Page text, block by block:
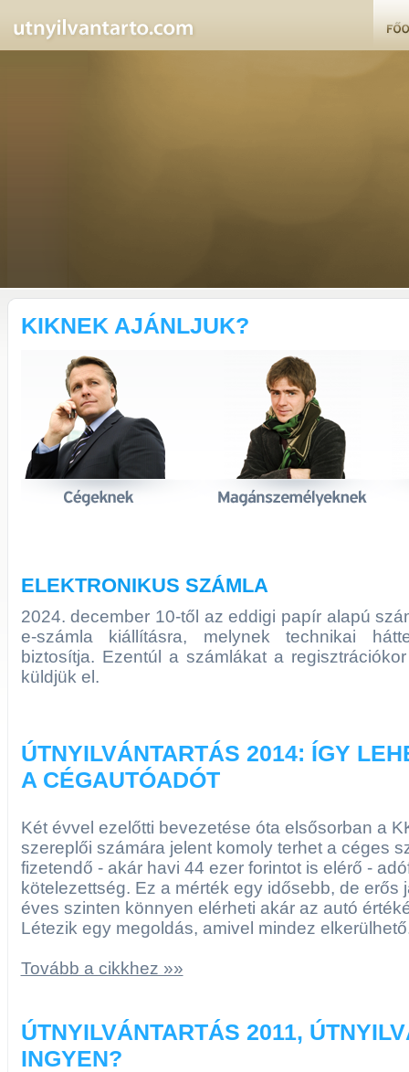
KIKNEK AJÁNLJUK?
ELEKTRONIKUS SZÁMLA
2024. december 10-től az eddigi papír alapú
e-számla kiállításra, melynek technikai
biztosítja. Ezentúl a számlákat a
küldjük el.
ÚTNYILVÁNTARTÁS 2014: ÍGY
A CÉGAUTÓADÓT
Két évvel ezelőtti bevezetése óta elsősorban a
szereplői számára jelent komoly terhet a céges
fizetendő - akár havi 44 ezer forintot is elérő -
kötelezettség. Ez a mérték egy idősebb, de erős
éves szinten könnyen elérheti akár az autó
Létezik egy megoldás, amivel mindez
Tovább a cikkhez »»
ÚTNYILVÁNTARTÁS 2011,
INGYEN?